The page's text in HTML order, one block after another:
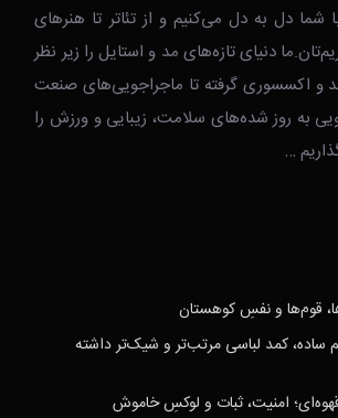
شما دل به دل می‌کنیم و از تئاتر تا هنرهای
دنیای تازه‌های مد و استایل را زیر نظر
و اکسسوری گرفته تا ماجراجویی‌های صنعت
به روز شده‌های سلامت، زیبایی و ورزش را
…
قوم‌ها و نفسِ کوهستان
ساده، کمد لباسی مرتب‌تر و شیک‌تر داشته
امنیت، ثبات و لوکسِ خاموش